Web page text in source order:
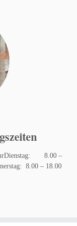
8.00 –
8.00 – 18.00